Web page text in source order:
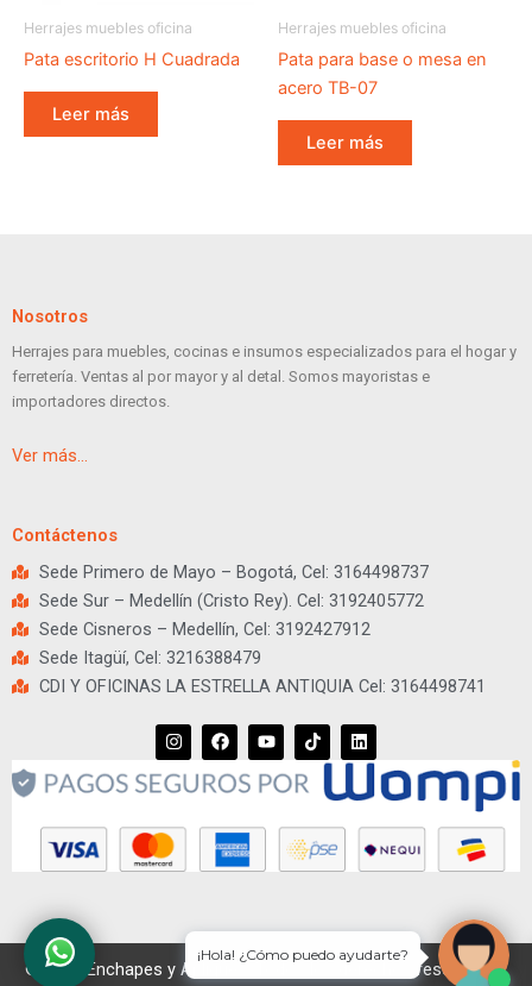
Herrajes muebles oficina
Pata escritorio H Cuadrada
Leer más
Herrajes muebles oficina
Pata para base o mesa en
acero TB-07
Leer más
Nosotros
Herrajes para muebles, cocinas e insumos especializados para el hogar y
ferretería. Ventas al por mayor y al detal. Somos mayoristas e
importadores directos.
Ver más…
Contáctenos
Sede Primero de Mayo – Bogotá, Cel: 3164498737
Sede Sur – Medellín (Cristo Rey). Cel: 3192405772
Sede Cisneros – Medellín, Cel: 3192427912
Sede Itagüí, Cel: 3216388479
CDI Y OFICINAS LA ESTRELLA ANTIQUIA Cel: 3164498741
I
n
s
t
g
r
a
m
F
a
c
e
o
o
k
Y
o
u
t
T
i
k
k
L
i
n
e
d
n
© 2026 Enchapes y Apliques. Todos los derechos reservados.
¡Hola! ¿Cómo puedo ayudarte?